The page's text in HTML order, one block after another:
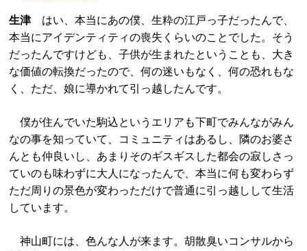
生津はい、本当にあの僕、生粋の江戸っ子だったんで、
本当にアイデンティティの喪失くらいのことでした。そう
だったんですけども、子供が生まれたということも、大き
な価値の転換だったので、何の迷いもなく、何の恐れもな
く、ただ、娘に導かれて引っ越したんです。
僕が住んでいた駒込というエリアも下町でみんながみん
なの事を知っていて、コミュニティはあるし、隣のお婆さ
んとも仲良いし、あまりそのギスギスした都会の寂しさっ
ていのも味わずに大人になったんで、本当に何も変わらず
ただ周りの景色が変わっただけで普通に引っ越しして生活
しています。
神山町には、色んな人が来ます。胡散臭いコンサルから